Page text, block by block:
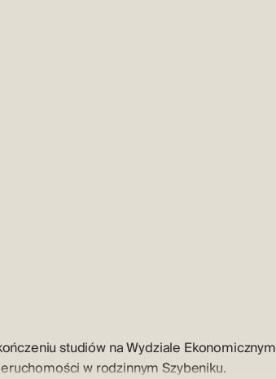
studiów na Wydziale Ekonomicznym
w rodzinnym Szybeniku.